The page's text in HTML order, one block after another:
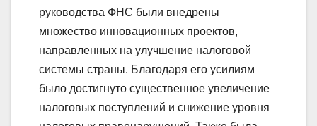
руководства ФНС были внедрены
множество инновационных проектов,
направленных на улучшение налоговой
системы страны. Благодаря его усилиям
было достигнуто существенное увеличение
налоговых поступлений и снижение уровня